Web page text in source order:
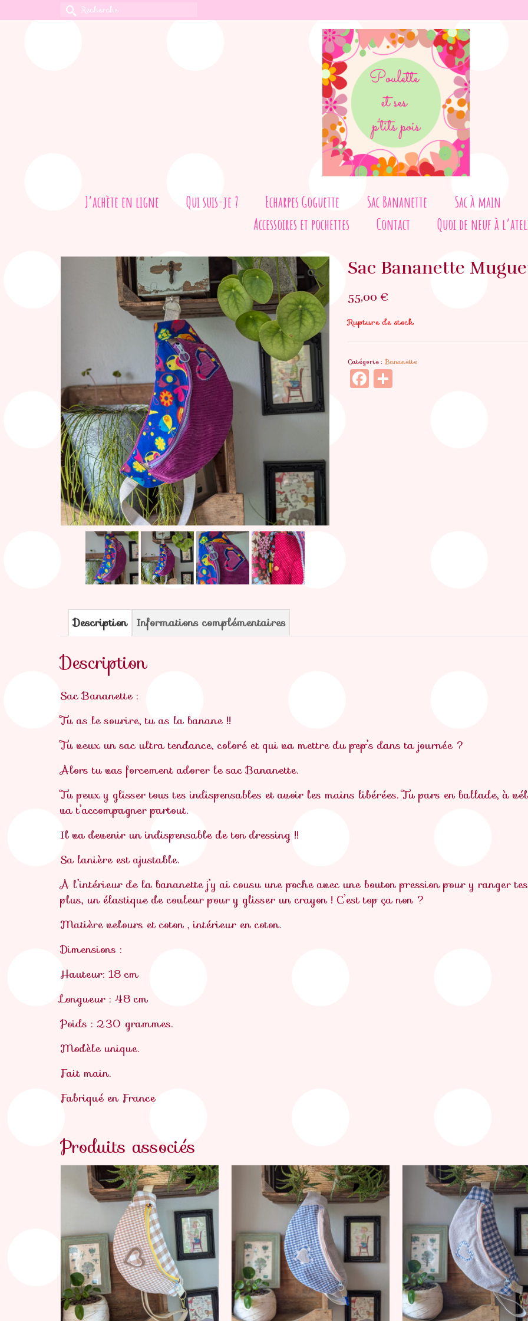
Rechercher :
J’achète en ligne Qui suis-je ? Echarpes Goguette Sac Bananette Sac à main
Accessoires et pochettes
Contact Quoi de neuf à
Sac Bananette
55,00 €
Rupture de stock
Catégorie : Bananette
Facebook
Partager
Description Informations complémentaires
Description
Sac Bananette :
Tu as le sourire, tu as la banane !!
Tu veux un sac ultra tendance, coloré et qui va mettre du pep’s dans ta journée ?
Alors tu vas forcement adorer le sac Bananette.
Tu peux y glisser tous tes indispensables et avoir les mains libérées. Tu pars en ballade, à
va t’accompagner partout.
Il va devenir un indispensable de ton dressing !!
Sa lanière est ajustable.
A l’intérieur de la bananette j’y ai cousu une poche avec une bouton pression pour y ranger
plus, un élastique de couleur pour y glisser un crayon ! C’est top ça non ?
Matière velours et coton , intérieur en coton.
Dimensions :
Hauteur: 18 cm
Longueur : 48 cm
Poids : 230 grammes.
Modèle unique.
Fait main.
Fabriqué en France
Produits associés